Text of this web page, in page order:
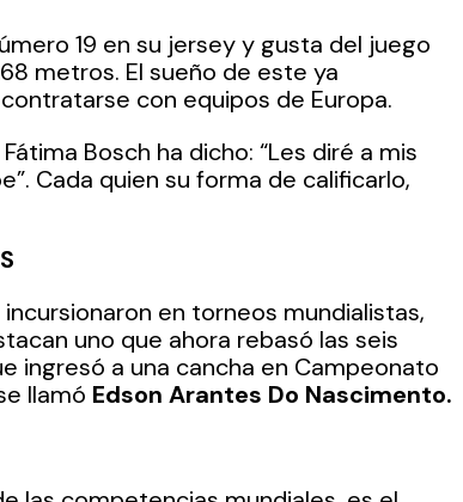
19 en su jersey y gusta del juego
metros. El sueño de este ya
con equipos de Europa.
Bosch ha dicho: “Les diré a mis
Cada quien su forma de calificarlo,
en torneos mundialistas,
uno que ahora rebasó las seis
ingresó a una cancha en Campeonato
llamó Edson Arantes Do Nascimento.